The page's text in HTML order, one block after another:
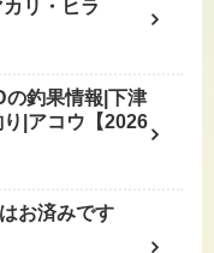
リ・ヒラ
の釣果情報|下津
|アコウ【2026
お済みです